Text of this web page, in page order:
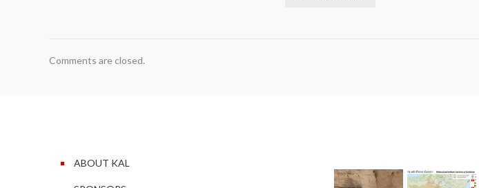
Comments are closed.
ABOUT KAL